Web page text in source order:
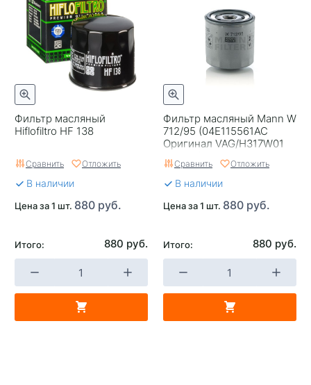
Фильтр масляный
Hiflofiltro HF 138
Сравнить Отложить
В наличии
Цена за 1 шт. 880 руб.
Итого: 880 руб.
Фильтр масляный Mann W
712/95 (04E115561AC
Оригинал VAG/H317W01
Hengst)
Сравнить Отложить
В наличии
Цена за 1 шт. 880 руб.
Итого: 880 руб.